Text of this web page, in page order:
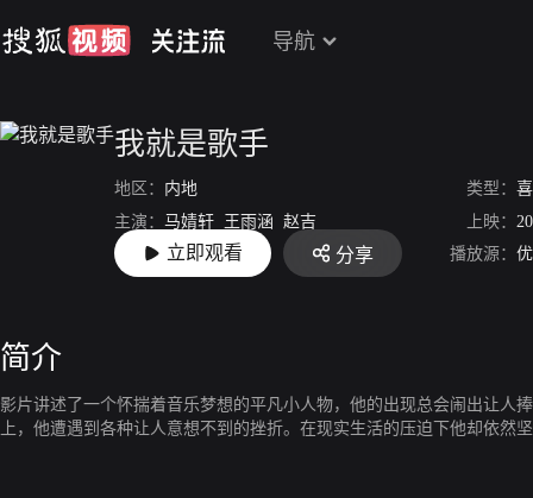
导航
我就是歌手
地区： 内地 类型：
主演： 马婧轩 王雨涵 赵吉 上映：
导演： 管清洋
立即观看 分享 播放源：
简介
影片讲述了一个怀揣着音乐梦想的平凡小人物，他的出现总会闹出让人
上，他遭遇到各种让人意想不到的挫折。在现实生活的压迫下他却依